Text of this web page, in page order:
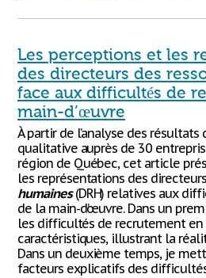
Les perceptions et les
des directeurs des
face aux difficultés de
main-d’œuvre
À partir de l’analyse des résultats
qualitative auprès de 30
région de Québec, cet article
les représentations des
humaines(DRH) relatives aux
de la main-d’œuvre. Dans un
les difficultés de recrutement
caractéristiques, illustrant la
Dans un deuxième temps, je
facteurs explicatifs des